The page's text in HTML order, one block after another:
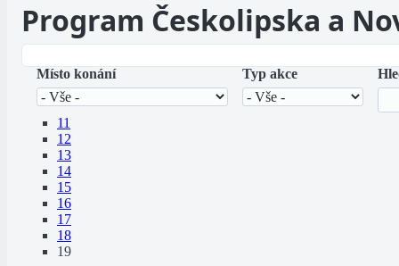
Program Českolipska a
Místo konání Typ akce
11
12
13
14
15
16
17
18
19